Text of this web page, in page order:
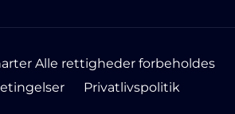
Alle rettigheder forbeholdes
Privatlivspolitik